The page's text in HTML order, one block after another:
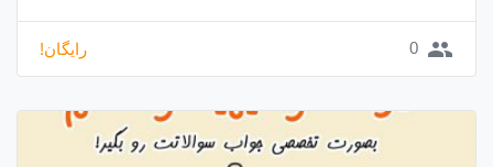
group
0 رایگان!